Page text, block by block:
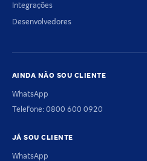
Integrações
Desenvolvedores
AINDA NÃO SOU CLIENTE
WhatsApp
Telefone: 0800 600 0920
JÁ SOU CLIENTE
WhatsApp